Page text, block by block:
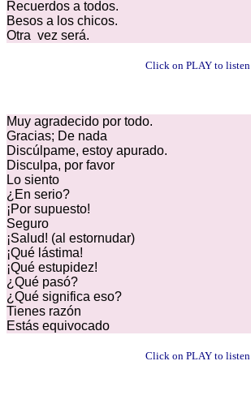
Recuerdos a todos.
Besos a los chicos.
Otra vez será.
Click on PLAY to listen
Muy agradecido por todo.
Gracias; De nada
Discúlpame, estoy apurado.
Disculpa, por favor
Lo siento
¿En serio?
¡Por supuesto!
Seguro
¡Salud! (al estornudar)
¡Qué lástima!
¡Qué estupidez!
¿Qué pasó?
¿Qué significa eso?
Tienes razón
Estás equivocado
Click on PLAY to listen